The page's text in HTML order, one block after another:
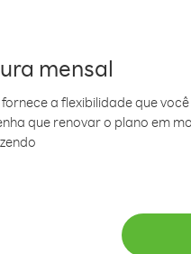
mensal
a flexibilidade que
que renovar o plano em